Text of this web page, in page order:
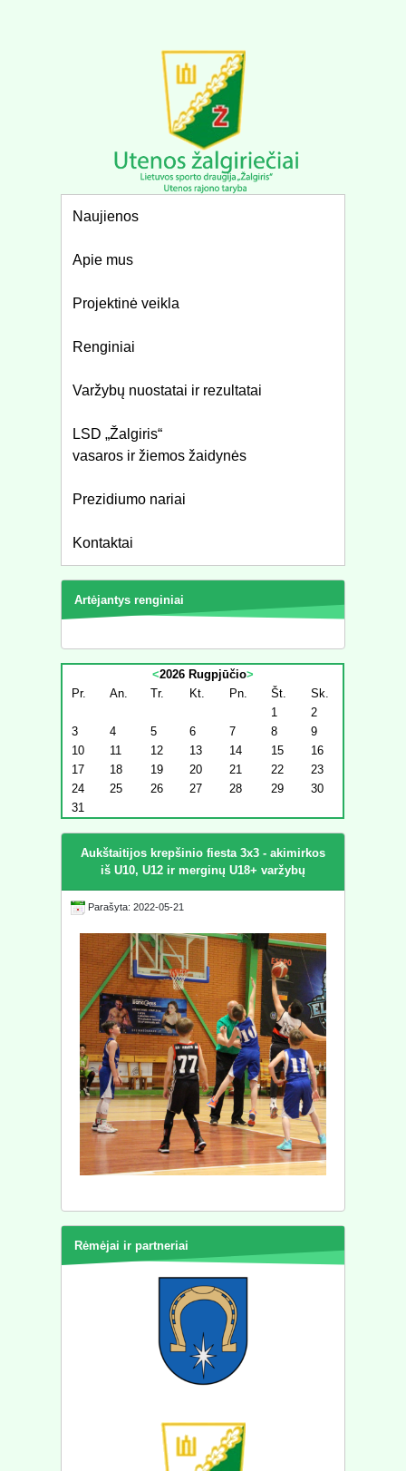
Naujienos
Apie mus
Projektinė veikla
Renginiai
Varžybų nuostatai ir rezultatai
LSD „Žalgiris“
vasaros ir žiemos žaidynės
Prezidiumo nariai
Kontaktai
Artėjantys renginiai
<2026 Rugpjūčio>
Pr.
An. Tr. Kt. Pn. Št.
Sk.
1
2
3
4 5 6 7 8
9
10
11 12 13 14 15
16
17
18 19 20 21 22
23
24
25 26 27 28 29
30
31
Aukštaitijos krepšinio fiesta 3x3 - akimirkos
iš U10, U12 ir merginų U18+ varžybų
Parašyta: 2022-05-21
Rėmėjai ir partneriai